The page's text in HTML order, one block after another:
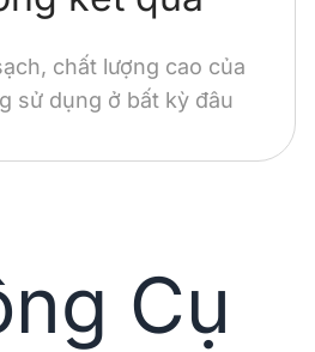
chất lượng cao của
sử dụng ở bất kỳ đâu
Cụ